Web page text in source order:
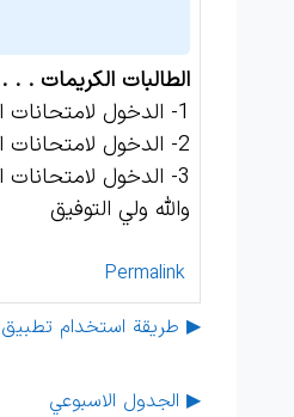
الطالبات الكريمات
1- الدخول لامتحانات الفصل الاول ما لم تستمع بنسبة 70% من مادة الفصل الأول.
2- الدخول لامتحانات الفصل الثاني ما لم تستمع بنسبة 70% من مادة الفصل الثاني.
3- الدخول لامتحانات الدور الثاني ما لم تستمع بنسبة 70% من كل دروس المادة.
والله ولي التوفيق
Permalink
طريقة استخدام تطبيق مودل لمتابعة الدروس ▶︎
الجدول الاسبوعي ▶︎